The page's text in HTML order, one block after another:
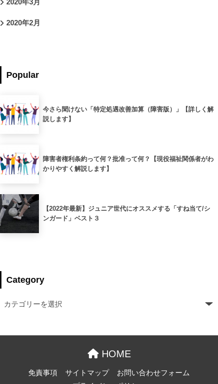
2020年3月
2020年2月
Popular
今さら聞けない「特定処遇改善加算（障害版）」【詳しく解
説します】
障害者権利条約って何？批准って何？【現役福祉関係者がわ
かりやすく解説します】
【2022年最新】ジュニア世代にオススメする「すね当て/シ
ンガード」ベスト３
Category
HOME
免責事項 サイトマップ
お問い合わせフォーム